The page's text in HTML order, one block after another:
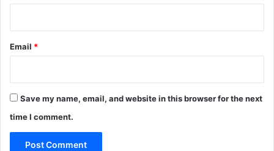
Email *
Save my name, email, and website in this browser for the next
time I comment.